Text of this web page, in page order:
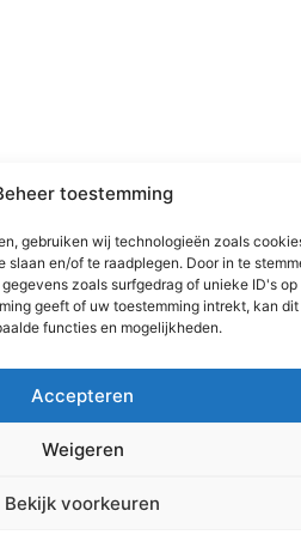
toestemming
gebruiken wij technologieën zoals
slaan en/of te raadplegen. Door in te
zoals surfgedrag of unieke ID's
geeft of uw toestemming intrekt, kan
functies en mogelijkheden.
Accepteren
Weigeren
Bekijk voorkeuren